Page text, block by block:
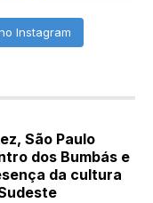
Instagram
São Paulo
dos Bumbás e
da cultura